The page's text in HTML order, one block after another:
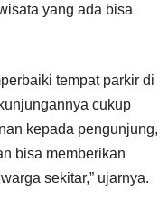
yang ada bisa
tempat parkir di
cukup
kepada pengunjung,
bisa memberikan
sekitar,” ujarnya.